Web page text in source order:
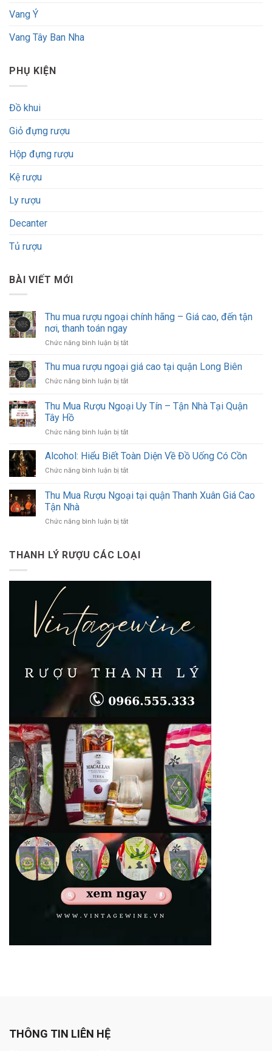
Vang Ý
Vang Tây Ban Nha
PHỤ KIỆN
Đồ khui
Giỏ đựng rượu
Hộp đựng rượu
Kệ rượu
Ly rượu
Decanter
Tủ rượu
BÀI VIẾT MỚI
Thu mua rượu ngoại chính hãng – Giá cao, đến tận
nơi, thanh toán ngay
Chức năng bình luận bị tắtở
mua
rượu
ngoại
hãng
cao,
tận
ngay
Thu mua rượu ngoại giá cao tại quận Long Biên
Chức năng bình luận bị tắtở
mua
rượu
giá
tại
Long
Thu Mua Rượu Ngoại Uy Tín – Tận Nhà Tại Quận
Tây Hồ
Chức năng bình luận bị tắtở
Mua
Ngoại
Tín
Nhà
Tây
Alcohol: Hiểu Biết Toàn Diện Về Đồ Uống Có Cồn
Chức năng bình luận bị tắtở
Hiểu
Biết
Diện
Uống
Thu Mua Rượu Ngoại tại quận Thanh Xuân Giá Cao
Tận Nhà
Chức năng bình luận bị tắtở
Rượu
Ngoại
quận
Cao
Tận
THANH LÝ RƯỢU CÁC LOẠI
THÔNG TIN LIÊN HỆ